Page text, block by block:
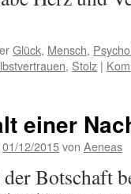
Glück, Mensch,
, Stolz |
einer
01/12/2015von Aeneas
Botschaft